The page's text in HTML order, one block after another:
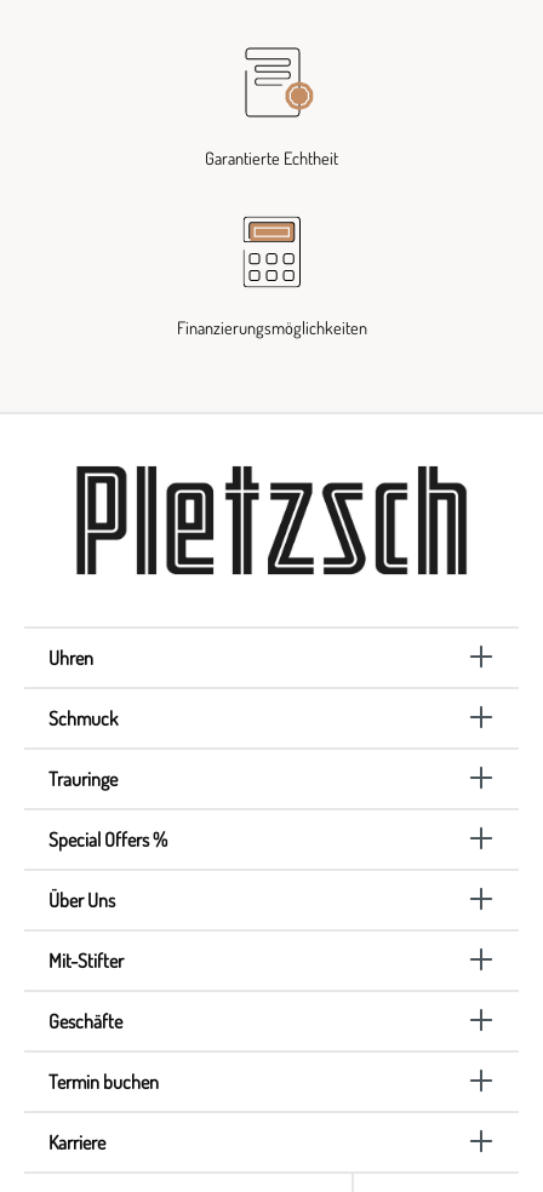
Garantierte Echtheit
Finanzierungsmöglichkeiten
Uhren
Schmuck
Trauringe
Special Offers %
Über Uns
Mit-Stifter
Geschäfte
Termin buchen
Karriere